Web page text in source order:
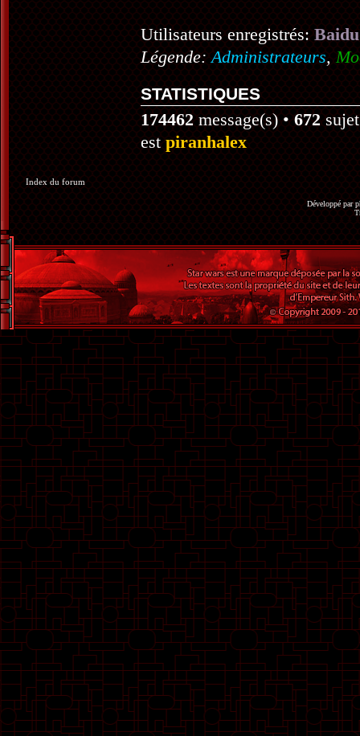
Utilisateurs enregistrés:
Légende:Administrateurs,
STATISTIQUES
174462 message(s) • 672
est piranhalex
Index du forum
Développé par